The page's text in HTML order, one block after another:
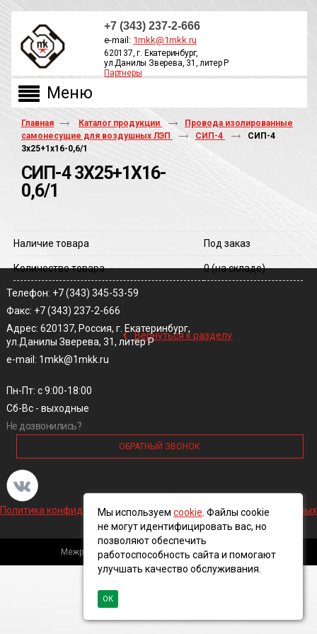
+7 (343) 237-2-666
e-mail: 1mkk@1mkk.ru
620137, г. Екатеринбург,
ул.Данилы Зверева, 31, литер Р
Партнеры
Главная Каталог продукции
Провода изолированные
самонесущие для воздушных ЛЭП
СИП-4
СИП-4
3х25+1х16-0,6/1
СИП-4 3Х25+1Х16-
0,6/1
Наличие товара Под заказ
Количество товара 0(на складе)
‹ Вернуться к разделу
Телефон: +7 (343) 345-53-59
Факс: +7 (343) 237-2-666
Адрес: 620137, Россия, г. Екатеринбург,
ул.Данилы Зверева, 31, литер Р
e-mail: 1mkk@1mkk.ru
Пн-Пт: с 9:00-18:00
Сб-Вс - выходные
Не дозвонились?
ОБРАТНЫЙ ЗВОНОК
Политика конфиденциальности и обработки персональных данных
Межрегиональная кабельная компания, 2016 ©
Мы используем cookie . Файлы cookie
не могут идентифицировать вас, но
позволяют обеспечить
работоспособность сайта и помогают
улучшать качество обслуживания.
ОК